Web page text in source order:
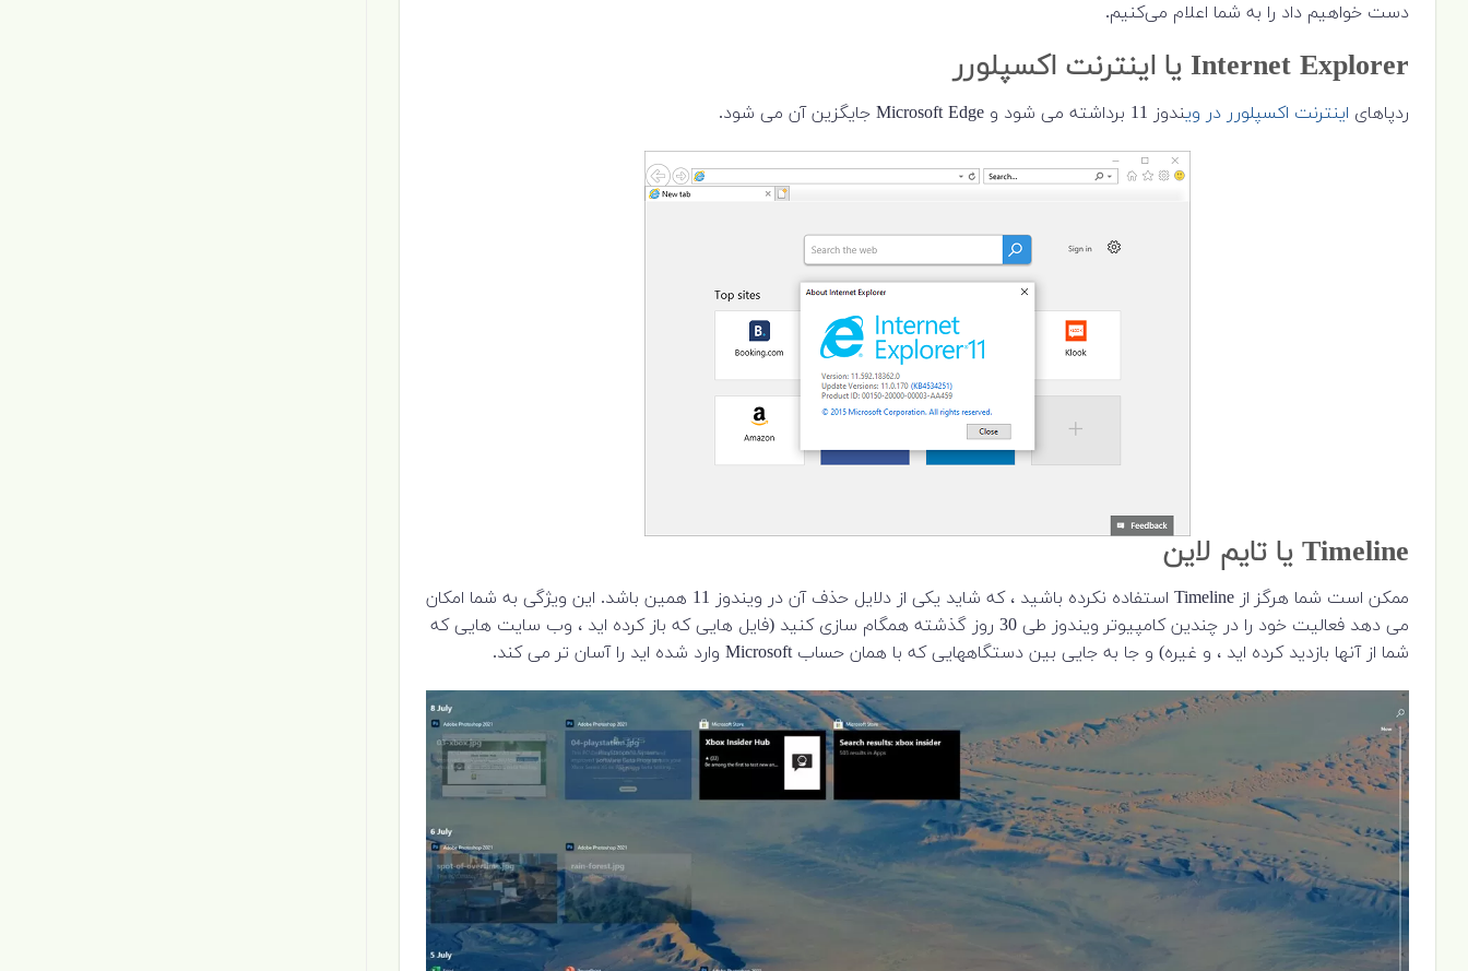
دست خواهیم داد را به شما اعلام می‌کنیم.
Internet Explorer یا اینترنت اکسپلورر
ردپاهای اینترنت اکسپلورر در ویندوز 11 برداشته می شود و Microsoft Edge جایگزین آن می شود.
Timeline یا تایم لاین
ممکن است شما هرگز از Timeline استفاده نکرده باشید ، که شاید یکی از دلایل حذف آن در ویندوز 11 همین باشد. این ویژگی به شما امکان
می دهد فعالیت خود را در چندین کامپیوتر ویندوز طی 30 روز گذشته همگام سازی کنید (فایل هایی که باز کرده اید ، وب سایت هایی که
شما از آنها بازدید کرده اید ، و غیره) و جا به جایی بین دستگاههایی که با همان حساب Microsoft وارد شده اید را آسان تر می کند.